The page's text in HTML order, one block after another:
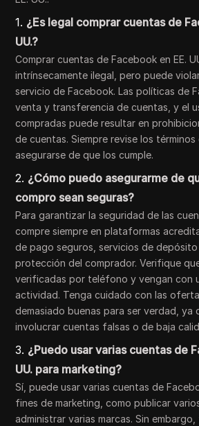
1. ¿Es legal comprar cuentas de
UU.?
Comprar cuentas de Facebook en EE.
intrínsecamente ilegal, pero puede
servicio de Facebook. Las políticas de
venta y transferencia de cuentas, y el
compradas puede resultar en
de cuentas. Siempre revise los
asegurarse de que los cumple.
2. ¿Cómo puedo asegurarme de
compro sean seguras?
Para garantizar la seguridad de las
compre siempre en plataformas
de pago seguros, servicios de
protección del comprador. Verifique
verificadas por teléfono y vengan con
actividad. Tenga cuidado con las
demasiado buenas para ser verdad, ya
involucrar cuentas falsas o de baja
3. ¿Puedo usar varias cuentas de
UU. para marketing?
Sí, puede usar varias cuentas de
fines de marketing, como publicar
administrar varias marcas. Sin